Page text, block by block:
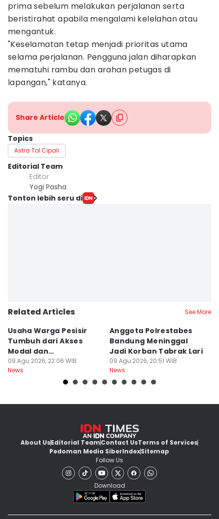
prima sebelum melakukan perjalanan serta
beristirahat apabila mengalami kelelahan atau
mengantuk.
"Keselamatan tetap menjadi prioritas utama
selama perjalanan. Pengguna jalan diharapkan
mematuhi rambu dan arahan petugas di
lapangan," katanya.
Share Article
Topics
Astra Tol Cipali
Editorial Team
Editor
Yogi Pasha
Tonton lebih seru di
Related Articles See More
Usaha Warga Pesisir
Tumbuh dari Akses
Modal dan
Pendampingan
09 Agu 2026, 22:06 WIB
News
Anggota Polrestabes
Bandung Meninggal
Jadi Korban Tabrak Lari
09 Agu 2026, 20:51 WIB
News
About UsEditorial TeamContact UsTerms of Services
Pedoman Media SiberIndexSitemap
Follow Us
Download